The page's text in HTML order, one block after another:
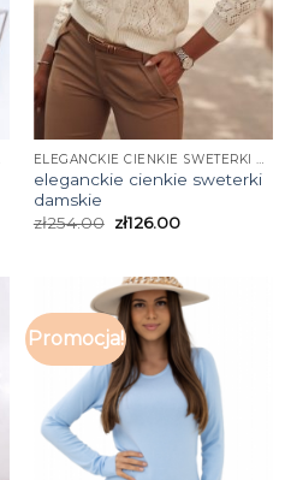
eleganckie cienkie sweterki
damskie
zł254.00 zł126.00
Promocja!